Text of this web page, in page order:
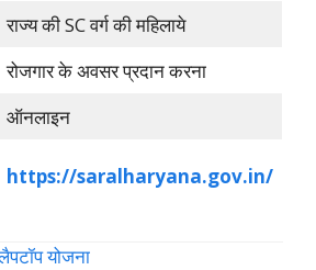
राज्य की SC वर्ग की महिलाये
रोजगार के अवसर प्रदान करना
ऑनलाइन
https://saralharyana.gov.in/
योजना